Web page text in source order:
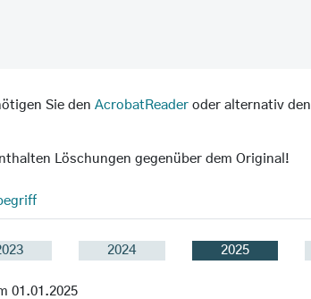
Sie den AcrobatReader oder alternativ den
Löschungen gegenüber dem Original!
2024 2025
01.01.2025